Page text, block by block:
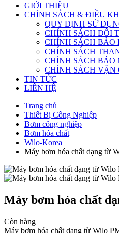
GIỚI THIỆU
CHÍNH SÁCH & ĐIỀU
QUY ĐỊNH SỬ
CHÍNH SÁCH ĐỔI
CHÍNH SÁCH BẢO
CHÍNH SÁCH
CHÍNH SÁCH BẢO
CHÍNH SÁCH
TIN TỨC
LIÊN HỆ
Trang chủ
Thiết Bị Công Nghiệp
Bơm công nghiệp
Bơm hóa chất
Wilo-Korea
Máy bơm hóa chất dạng từ
Máy bơm hóa chất
Còn hàng
Máy bơm hóa chất dạng từ Wilo